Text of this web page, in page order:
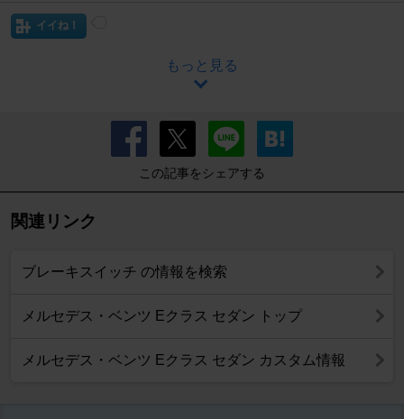
イイね！
もっと見る
この記事をシェアする
関連リンク
ブレーキスイッチ の情報を検索
メルセデス・ベンツ Eクラス セダン トップ
メルセデス・ベンツ Eクラス セダン カスタム情報